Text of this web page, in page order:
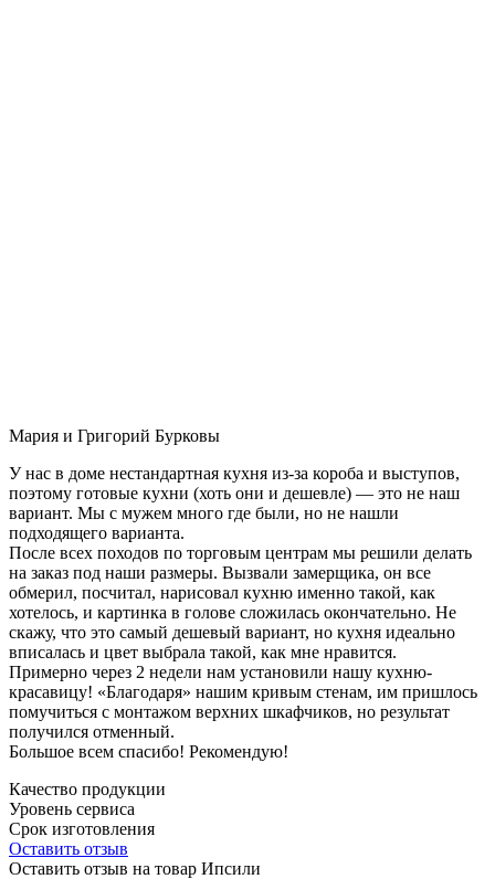
Мария и Григорий Бурковы
У нас в доме нестандартная кухня из-за короба и выступов,
поэтому готовые кухни (хоть они и дешевле) — это не наш
вариант. Мы с мужем много где были, но не нашли
подходящего варианта.
После всех походов по торговым центрам мы решили делать
на заказ под наши размеры. Вызвали замерщика, он все
обмерил, посчитал, нарисовал кухню именно такой, как
хотелось, и картинка в голове сложилась окончательно. Не
скажу, что это самый дешевый вариант, но кухня идеально
вписалась и цвет выбрала такой, как мне нравится.
Примерно через 2 недели нам установили нашу кухню-
красавицу! «Благодаря» нашим кривым стенам, им пришлось
помучиться с монтажом верхних шкафчиков, но результат
получился отменный.
Большое всем спасибо! Рекомендую!
Качество продукции
Уровень сервиса
Срок изготовления
Оставить отзыв
Оставить отзыв на товар Ипсили